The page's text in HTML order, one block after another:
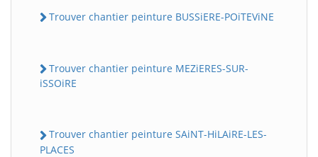
Trouver chantier peinture BUSSiERE-POiTEViNE
Trouver chantier peinture MEZiERES-SUR-
iSSOiRE
Trouver chantier peinture SAiNT-HiLAiRE-LES-
PLACES